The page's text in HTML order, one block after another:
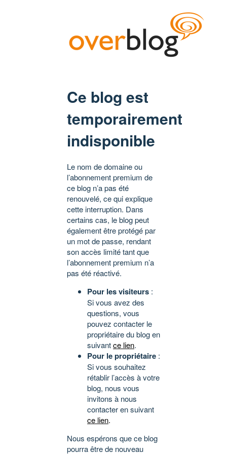
Ce blog est
temporairement
indisponible
Le nom de domaine ou
l’abonnement premium de
ce blog n’a pas été
renouvelé, ce qui explique
cette interruption. Dans
certains cas, le blog peut
également être protégé par
un mot de passe, rendant
son accès limité tant que
l’abonnement premium n’a
pas été réactivé.
Pour les visiteurs :
Si vous avez des
questions, vous
pouvez contacter le
propriétaire du blog en
suivantce lien.
Pour le propriétaire :
Si vous souhaitez
rétablir l’accès à votre
blog, nous vous
invitons à nous
contacter en suivant
ce lien.
Nous espérons que ce blog
pourra être de nouveau